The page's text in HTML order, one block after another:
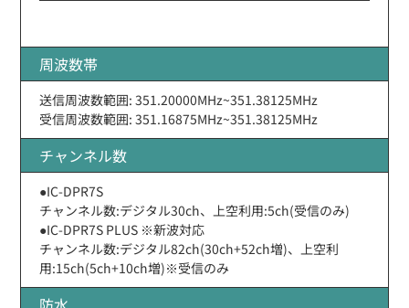
周波数帯
送信周波数範囲: 351.20000MHz~351.38125MHz
受信周波数範囲: 351.16875MHz~351.38125MHz
チャンネル数
●IC-DPR7S
チャンネル数:デジタル30ch、上空利用:5ch(受信のみ)
●IC-DPR7S PLUS ※新波対応
チャンネル数:デジタル82ch(30ch+52ch増)、上空利
用:15ch(5ch+10ch増)※受信のみ